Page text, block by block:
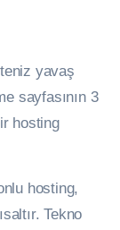
yavaş
sayfasının 3
hosting
hosting,
Tekno